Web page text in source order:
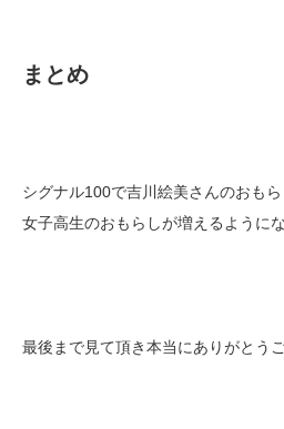
まとめ
シグナル100で吉川絵美さんのおも
女子高生のおもらしが増えるように
最後まで見て頂き本当にありがとう